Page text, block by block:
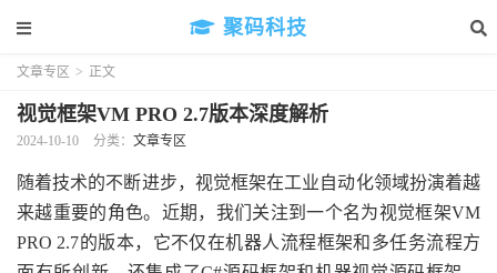
聚码科技
文章专区 > 正文
视觉框架VM PRO 2.7版本深度解析
2024-10-10 分类： 文章专区
随着技术的不断进步，视觉框架在工业自动化领域扮演着越
来越重要的角色。近期，我们关注到一个名为视觉框架VM
PRO 2.7的版本，它不仅在机器人流程框架和多任务流程方